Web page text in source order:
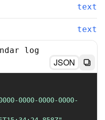
text
text
log
JSON
0000-0000-0000-